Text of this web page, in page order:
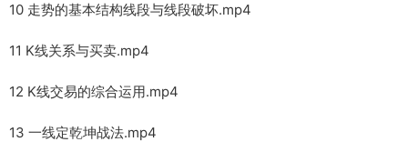
10 走势的基本结构线段与线段破坏.mp4
11 K线关系与买卖.mp4
12 K线交易的综合运用.mp4
13 一线定乾坤战法.mp4